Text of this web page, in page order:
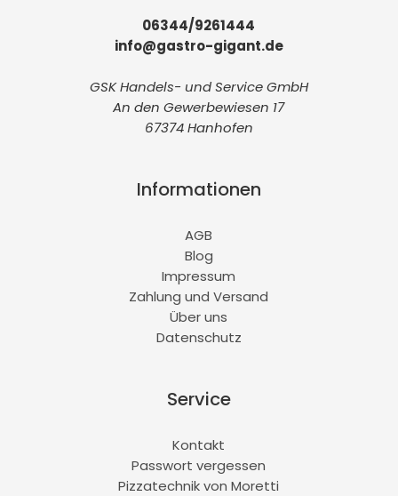
06344/9261444
info@gastro-gigant.de
GSK Handels- und Service GmbH
An den Gewerbewiesen 17
67374 Hanhofen
Informationen
AGB
Blog
Impressum
Zahlung und Versand
Über uns
Datenschutz
Service
Kontakt
Passwort vergessen
Pizzatechnik von Moretti